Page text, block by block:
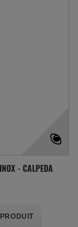
- CALPEDA